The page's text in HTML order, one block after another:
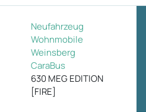
Neufahrzeug
Wohnmobile
Weinsberg
CaraBus
630 MEG EDITION
[FIRE]